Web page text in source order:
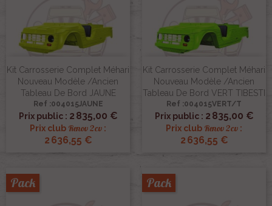
Kit Carrosserie Complet Méhari
Nouveau Modèle /ancien
Tableau De Bord JAUNE
Ref :004015JAUNE
Prix public : 2 835,00 €
Prix club Renov 2cv :
2 636,55 €
Kit Carrosserie Complet Méhari
Nouveau Modèle /ancien
Tableau De Bord VERT TIBESTI
Ref :004015VERT/T
Prix public : 2 835,00 €
Prix club Renov 2cv :
2 636,55 €
Pack Pack